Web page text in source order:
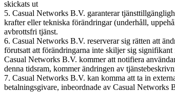
skickats ut
5. Casual Networks B.V. garanterar
krafter eller tekniska förändringar (underhåll,
avbrottsfri tjänst.
6. Casual Networks B.V. reserverar sig rätten att
förutsatt att förändringarna inte skiljer sig signifikant
Casual Networks B.V. kommer att notifiera
denna tidsram, kommer ändringen av
7. Casual Networks B.V. kan komma att ta in
betalningsgivare, inbeordnade av Casual Networks